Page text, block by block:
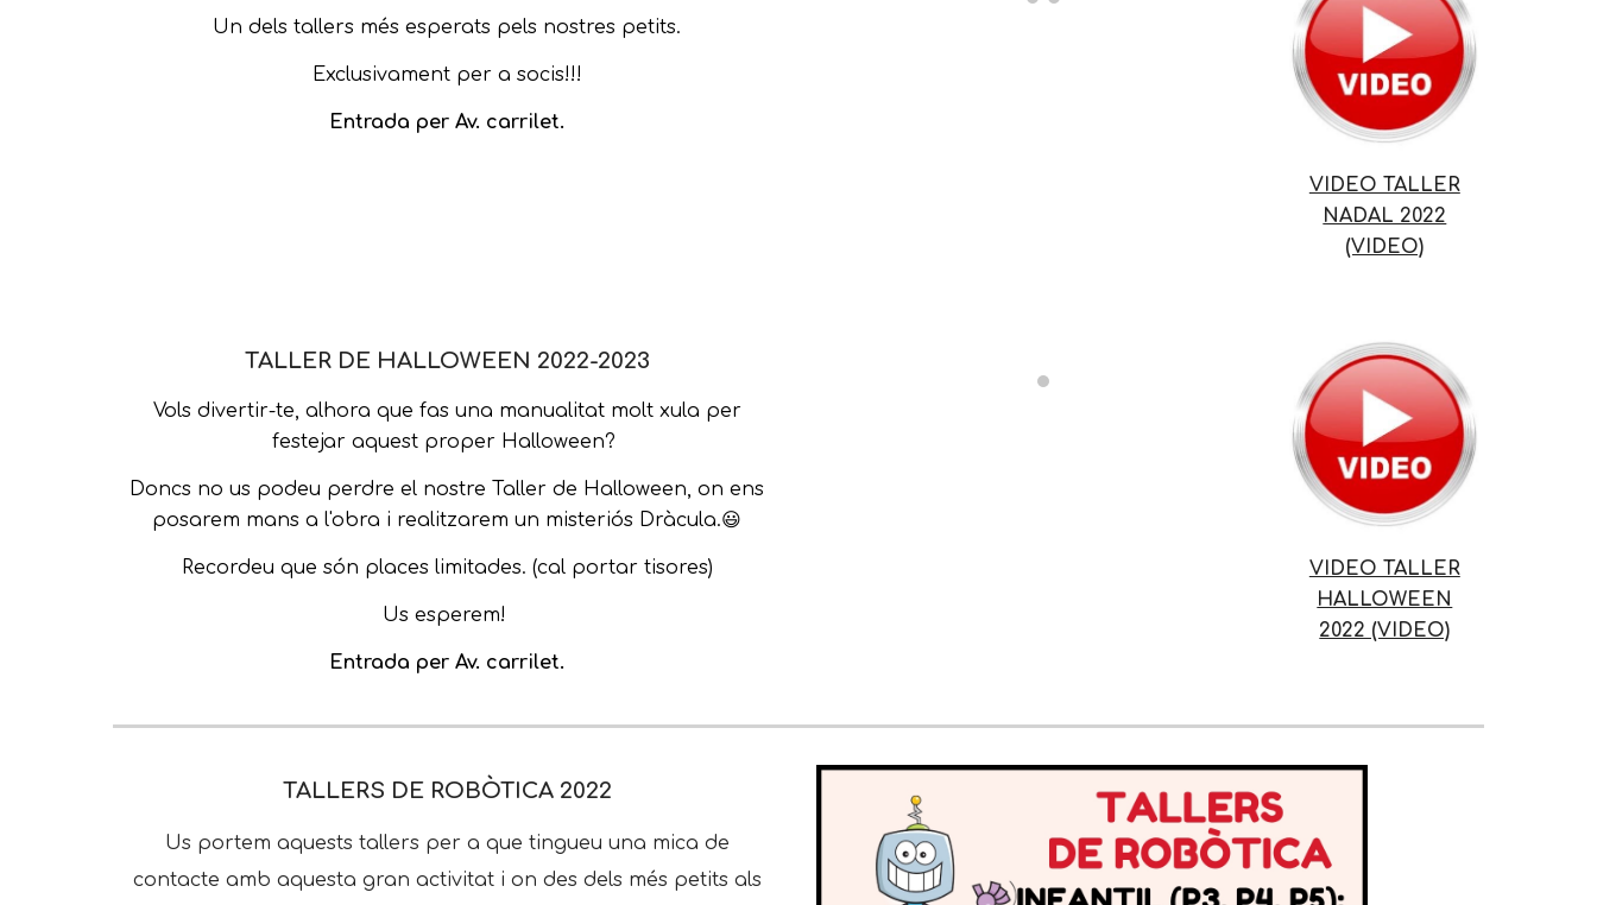
Un dels tallers més esperats pels nostres petits.
Exclusivament per a socis!!!
Entrada per Av. carrilet.
VIDEO TALLER
NADAL 2022
(VIDEO)
TALLER DE HALLOWEEN 2022-2023
Vols divertir-te, alhora que fas una manualitat molt xula per
festejar aquest proper Halloween?
Doncs no us podeu perdre el nostre Taller de Halloween, on ens
posarem mans a l'obra i realitzarem un misteriós Dràcula.😃
Recordeu que són places limitades. (cal portar tisores)
Us esperem!
Entrada per Av. carrilet.
VIDEO TALLER
HALLOWEEN
2022 (VIDEO)
TALLERS DE ROBÒTICA 2022
Us portem aquests tallers per a que tingueu una mica de
contacte amb aquesta gran activitat i on des dels més petits als